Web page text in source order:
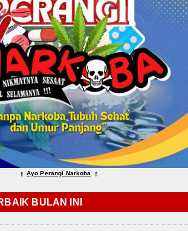
⇑ Ayo Perangi Narkoba ⇑
BULAN INI